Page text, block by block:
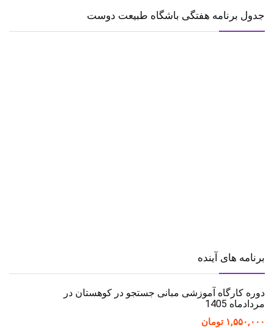
جدول برنامه هفتگی باشگاه طبیعت دوست
برنامه های آینده
دوره کارگاه آموزشی مبانی جستجو در کوهستان در
مردادماه 1405
۱,۵۵۰,۰۰۰ تومان